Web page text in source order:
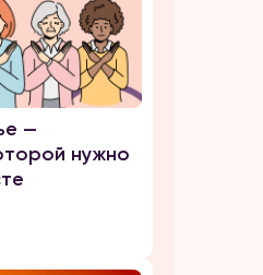
—
нужно